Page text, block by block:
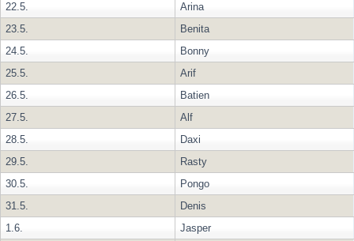
22.5.
Arina
23.5.
Benita
24.5.
Bonny
25.5.
Arif
26.5.
Batien
27.5.
Alf
28.5.
Daxi
29.5.
Rasty
30.5.
Pongo
31.5.
Denis
1.6.
Jasper